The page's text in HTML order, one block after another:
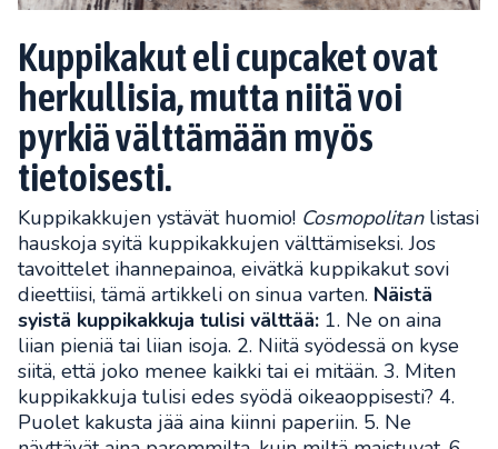
Kuppikakut eli cupcaket ovat
herkullisia, mutta niitä voi
pyrkiä välttämään myös
tietoisesti.
Kuppikakkujen ystävät huomio! Cosmopolitan listasi
hauskoja syitä kuppikakkujen välttämiseksi. Jos
tavoittelet ihannepainoa, eivätkä kuppikakut sovi
dieettiisi, tämä artikkeli on sinua varten. Näistä
syistä kuppikakkuja tulisi välttää: 1. Ne on aina
liian pieniä tai liian isoja. 2. Niitä syödessä on kyse
siitä, että joko menee kaikki tai ei mitään. 3. Miten
kuppikakkuja tulisi edes syödä oikeaoppisesti? 4.
Puolet kakusta jää aina kiinni paperiin. 5. Ne